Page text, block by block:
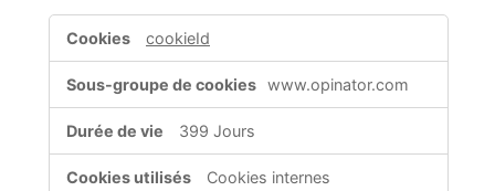
strictement
cookieId
www.opinator.com
399 Jours
Cookies internes